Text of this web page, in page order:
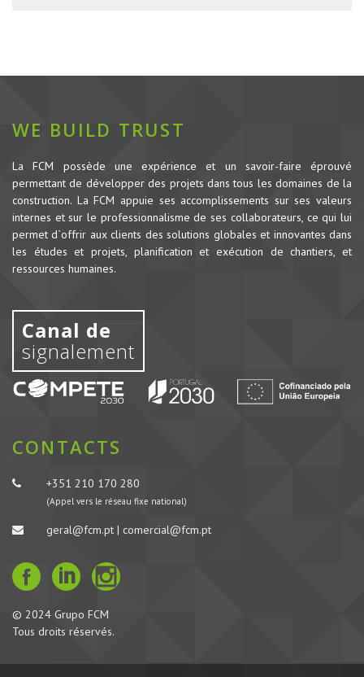
WE BUILD TRUST
La FCM possède une expérience et un savoir-faire éprouvé
permettant de développer des projets dans tous les domaines de la
construction. La FCM appuie ses accomplissements sur ses valeurs
internes et sur le professionnalisme de ses collaborateurs, ce qui lui
permet d`offrir aux clients des solutions globales et innovantes dans
les études et projets, planification et exécution de chantiers, et
ressources humaines.
Canal de
signalement
CONTACTS
+351 210 170 280
(Appel vers le réseau fixe national)
geral@fcm.pt | comercial@fcm.pt
© 2024 Grupo FCM
Tous droits réservés.